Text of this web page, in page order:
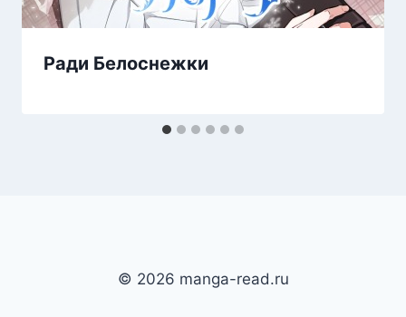
Ради Белоснежки
© 2026 manga-read.ru